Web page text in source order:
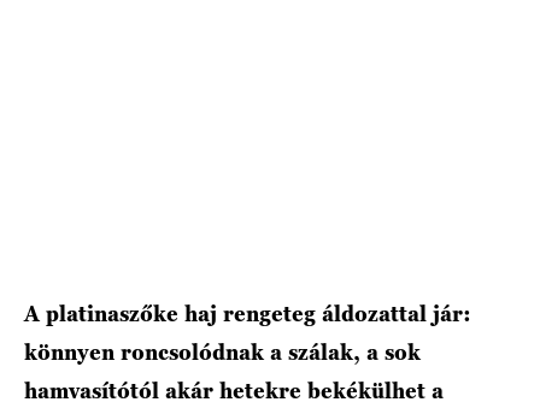
A platinaszőke haj rengeteg áldozattal jár:
könnyen roncsolódnak a szálak, a sok
hamvasítótól akár hetekre bekékülhet a